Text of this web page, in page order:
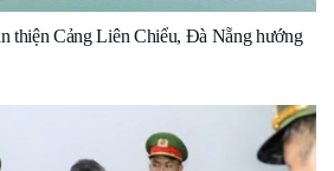
thiện Cảng Liên Chiểu, Đà Nẵng hướng